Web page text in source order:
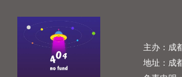
主办：成
地址：成